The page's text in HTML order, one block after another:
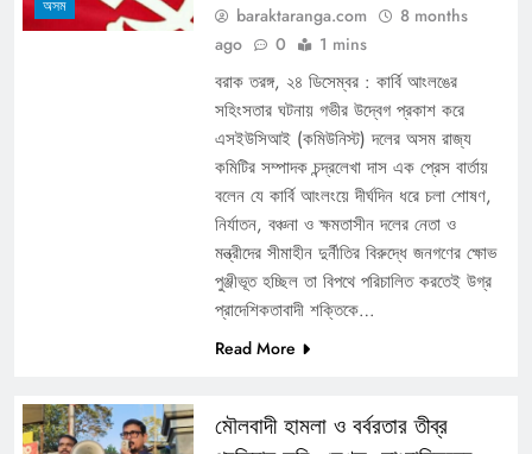
অসম baraktaranga.com
8 months
ago
0 1 mins
বরাক তরঙ্গ, ২৪ ডিসেম্বর : কার্বি আংলঙের
সহিংসতার ঘটনায় গভীর উদ্বেগ প্রকাশ করে
এসইউসিআই (কমিউনিস্ট) দলের অসম রাজ্য
কমিটির সম্পাদক চন্দ্রলেখা দাস এক প্রেস বার্তায়
বলেন যে কার্বি আংলংয়ে দীর্ঘদিন ধরে চলা শোষণ,
নির্যাতন, বঞ্চনা ও ক্ষমতাসীন দলের নেতা ও
মন্ত্রীদের সীমাহীন দুর্নীতির বিরুদ্ধে জনগণের ক্ষোভ
পুঞ্জীভূত হচ্ছিল তা বিপথে পরিচালিত করতেই উগ্র
প্রাদেশিকতাবাদী শক্তিকে…
Read More
মৌলবাদী হামলা ও বর্বরতার তীব্র